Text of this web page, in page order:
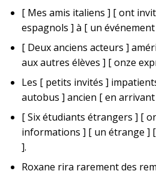
[ Mes amis italiens ] [ ont
espagnols ] à [ un
[ Deux anciens acteurs ]
aux autres élèves ] [ onze
Les [ petits invités ]
autobus ] ancien [ en arrivant
[ Six étudiants étrangers ] [
informations ] [ un étrange ]
].
Roxane rira rarement des